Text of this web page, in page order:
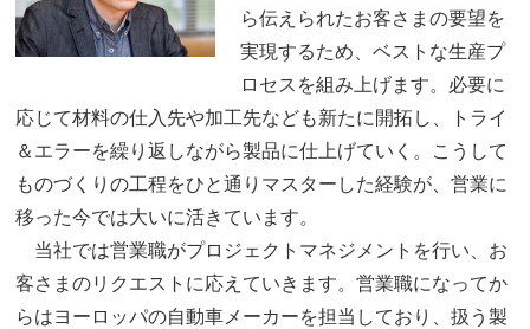
ら伝えられたお客さまの要望を
実現するため、ベストな生産プ
ロセスを組み上げます。必要に
応じて材料の仕入先や加工先なども新たに開拓し、トライ
＆エラーを繰り返しながら製品に仕上げていく。こうして
ものづくりの工程をひと通りマスターした経験が、営業に
移った今では大いに活きています。
当社では営業職がプロジェクトマネジメントを行い、お
客さまのリクエストに応えていきます。営業職になってか
らはヨーロッパの自動車メーカーを担当しており、扱う製